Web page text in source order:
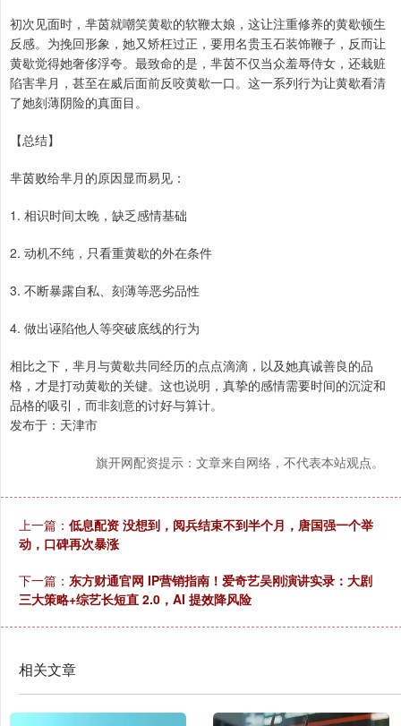
初次见面时，芈茵就嘲笑黄歇的软鞭太娘，这让注重修养的黄歇顿生
反感。为挽回形象，她又矫枉过正，要用名贵玉石装饰鞭子，反而让
黄歇觉得她奢侈浮夸。最致命的是，芈茵不仅当众羞辱侍女，还栽赃
陷害芈月，甚至在威后面前反咬黄歇一口。这一系列行为让黄歇看清
了她刻薄阴险的真面目。
【总结】
芈茵败给芈月的原因显而易见：
1. 相识时间太晚，缺乏感情基础
2. 动机不纯，只看重黄歇的外在条件
3. 不断暴露自私、刻薄等恶劣品性
4. 做出诬陷他人等突破底线的行为
相比之下，芈月与黄歇共同经历的点点滴滴，以及她真诚善良的品
格，才是打动黄歇的关键。这也说明，真挚的感情需要时间的沉淀和
品格的吸引，而非刻意的讨好与算计。
发布于：天津市
旗开网配资提示：文章来自网络，不代表本站观点。
上一篇： 低息配资 没想到，阅兵结束不到半个月，唐国强一个举
动，口碑再次暴涨
下一篇： 东方财通官网 IP营销指南！爱奇艺吴刚演讲实录：大剧
三大策略+综艺长短直 2.0，AI 提效降风险
相关文章